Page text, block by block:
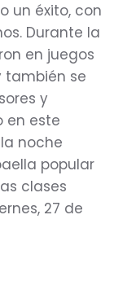
un éxito, con
Durante la
en juegos
también se
y
en este
noche
popular
clases
27 de